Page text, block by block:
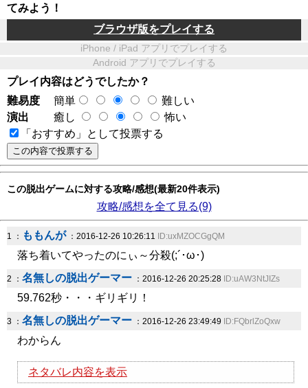
てみよう！
ブラウザ版をプレイする
iPhone / iPad アプリでプレイする
Android アプリでプレイする
プレイ内容はどうでしたか？
難易度
簡単
難しい
演出
癒し
怖い
「おすすめ」として投票する
この脱出ゲームに対する攻略/感想(最新20件表示)
攻略/感想を全て見る(9)
1 ： ももんが：2016-12-26 10:26:11 ID:uxMZOCGgQM
落ち着いてやったのにぃ～分殺(;´･ω･)
2 ： 名無しの脱出ゲーマー ：2016-12-26 20:25:28 ID:uAW3NtJIZs
59.762秒・・・ギリギリ！
3 ： 名無しの脱出ゲーマー ：2016-12-26 23:49:49 ID:FQbrlZoQxw
わからん
ネタバレ内容を表示